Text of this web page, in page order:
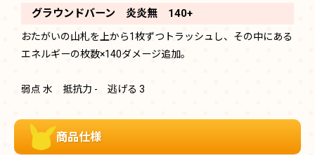
グラウンドバーン 炎炎無 140+
おたがいの山札を上から1枚ずつトラッシュし、その中にある
エネルギーの枚数×140ダメージ追加。
弱点 水 抵抗力 - 逃げる 3
商品仕様